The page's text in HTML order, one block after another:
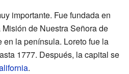
importante. Fue fundada en
Misión de Nuestra Señora de
en la península. Loreto fue la
1777. Después, la capital se
.